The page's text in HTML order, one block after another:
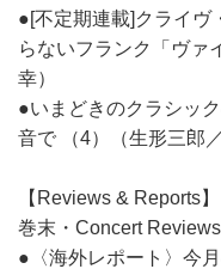
●[不定期連載]クライヴ
らないフランク「ヴァ
幸）
●いまどきのクラシッ
音で （4）（生形三郎
【Reviews & Reports】
巻末・Concert
●〈海外レポート〉今